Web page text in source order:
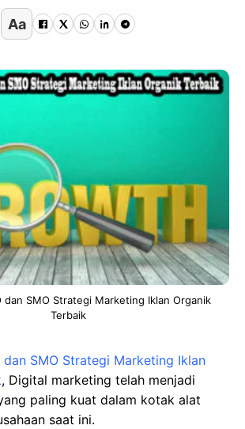
Aa
dan SMO Strategi Marketing Iklan Organik
Terbaik
dan SMO Strategi Marketing Iklan
, Digital marketing telah menjadi
paling kuat dalam kotak alat
saat ini.